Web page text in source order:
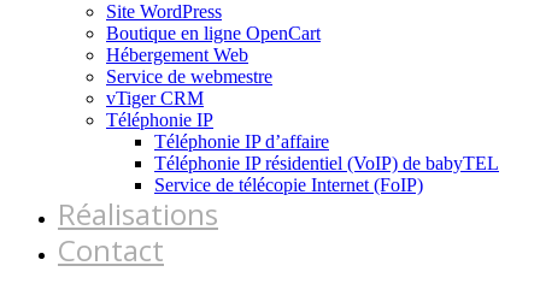
Site WordPress
Boutique en ligne OpenCart
Hébergement Web
Service de webmestre
vTiger CRM
Téléphonie IP
Téléphonie IP d’affaire
Téléphonie IP résidentiel (VoIP) de babyTEL
Service de télécopie Internet (FoIP)
Réalisations
Contact